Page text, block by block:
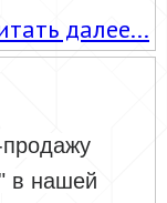
далее...
нашей